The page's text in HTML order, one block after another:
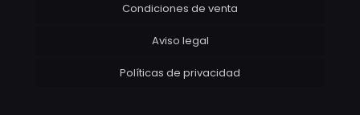
Condiciones de venta
Aviso legal
Políticas de privacidad